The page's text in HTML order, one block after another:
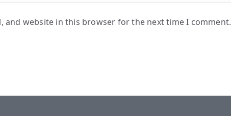
and website in this browser for the next time I comment.